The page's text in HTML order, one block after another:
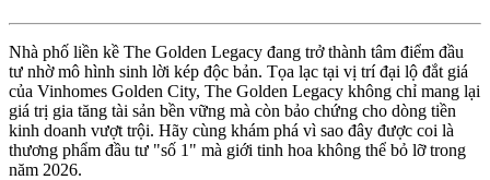
Nhà phố liền kề The Golden Legacy đang trở thành tâm điểm đầu
tư nhờ mô hình sinh lời kép độc bản. Tọa lạc tại vị trí đại lộ đắt giá
của Vinhomes Golden City, The Golden Legacy không chỉ mang lại
giá trị gia tăng tài sản bền vững mà còn bảo chứng cho dòng tiền
kinh doanh vượt trội. Hãy cùng khám phá vì sao đây được coi là
thương phẩm đầu tư "số 1" mà giới tinh hoa không thể bỏ lỡ trong
năm 2026.